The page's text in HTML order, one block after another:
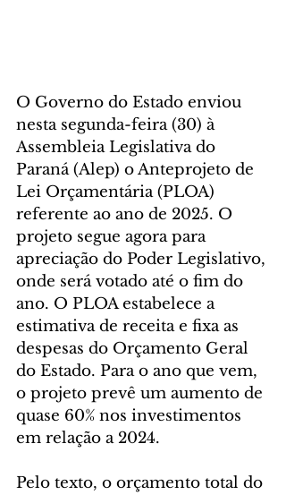
O Governo do Estado enviou
nesta segunda-feira (30) à
Assembleia Legislativa do
Paraná (Alep) o Anteprojeto de
Lei Orçamentária (PLOA)
referente ao ano de 2025. O
projeto segue agora para
apreciação do Poder Legislativo,
onde será votado até o fim do
ano. O PLOA estabelece a
estimativa de receita e fixa as
despesas do Orçamento Geral
do Estado. Para o ano que vem,
o projeto prevê um aumento de
quase 60% nos investimentos
em relação a 2024.
Pelo texto, o orçamento total do